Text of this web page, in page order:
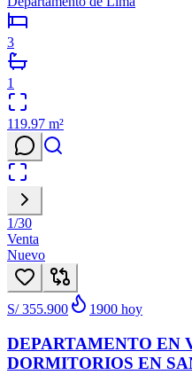
3
1
119.97 m²
1/30
Venta
Nuevo
S/ 355.900 1900 hoy
DEPARTAMENTO EN
DORMITORIOS EN